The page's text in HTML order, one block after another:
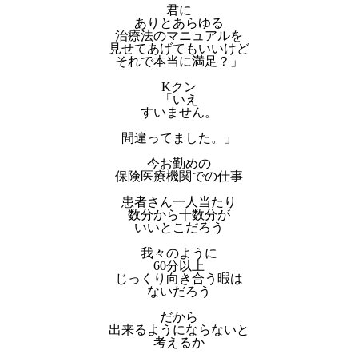
君に
ありとあらゆる
治療法のマニュアルを
見せてあげてもいいけど
それで本当に満足？」
Kクン
「いえ
すいません。
間違ってました。」
今お勤めの
保険医療機関での仕事
患者さん一人当たり
数分から十数分が
いいとこだろう
我々のように
60分以上
じっくり向き合う暇は
ないだろう
だから
出来るようにならないと
考えるか